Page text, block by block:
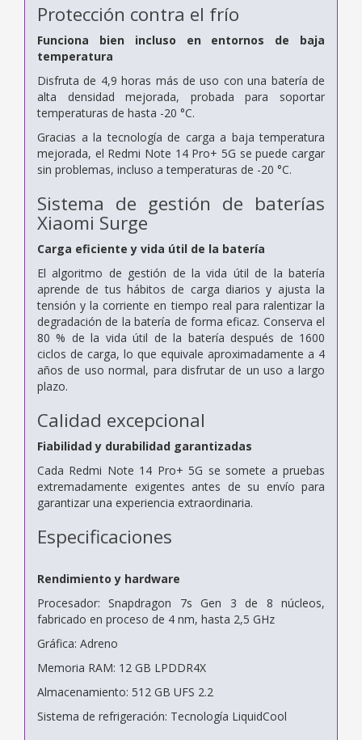
Protección contra el frío
Funciona bien incluso en entornos de baja
temperatura
Disfruta de 4,9 horas más de uso con una batería de
alta densidad mejorada, probada para soportar
temperaturas de hasta -20 °C.
Gracias a la tecnología de carga a baja temperatura
mejorada, el Redmi Note 14 Pro+ 5G se puede cargar
sin problemas, incluso a temperaturas de -20 °C.
Sistema de gestión de baterías
Xiaomi Surge
Carga eficiente y vida útil de la batería
El algoritmo de gestión de la vida útil de la batería
aprende de tus hábitos de carga diarios y ajusta la
tensión y la corriente en tiempo real para ralentizar la
degradación de la batería de forma eficaz. Conserva el
80 % de la vida útil de la batería después de 1600
ciclos de carga, lo que equivale aproximadamente a 4
años de uso normal, para disfrutar de un uso a largo
plazo.
Calidad excepcional
Fiabilidad y durabilidad garantizadas
Cada Redmi Note 14 Pro+ 5G se somete a pruebas
extremadamente exigentes antes de su envío para
garantizar una experiencia extraordinaria.
Especificaciones
Rendimiento y hardware
Procesador: Snapdragon 7s Gen 3 de 8 núcleos,
fabricado en proceso de 4 nm, hasta 2,5 GHz
Gráfica: Adreno
Memoria RAM: 12 GB LPDDR4X
Almacenamiento: 512 GB UFS 2.2
Sistema de refrigeración: Tecnología LiquidCool